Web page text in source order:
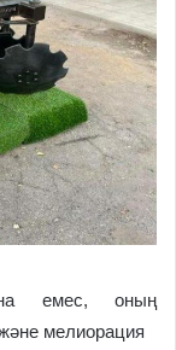
емес, оның
мелиорация